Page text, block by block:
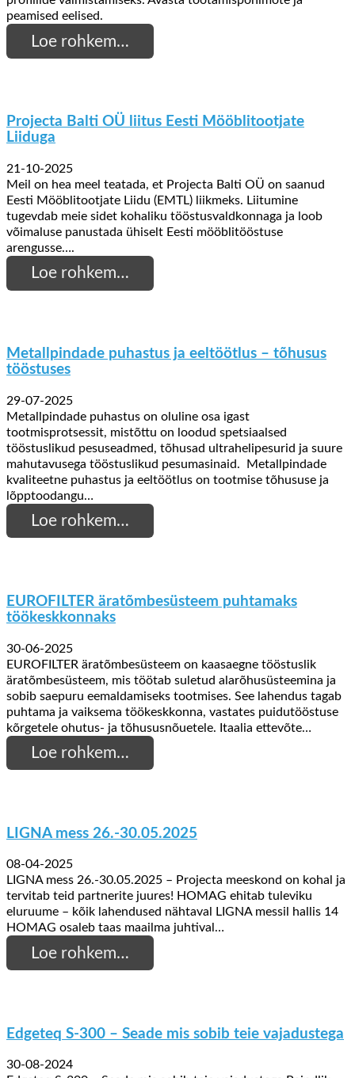
peamised eelised.
Loe rohkem…
Projecta Balti OÜ liitus Eesti Mööblitootjate
Liiduga
21-10-2025
Meil on hea meel teatada, et Projecta Balti OÜ on saanud
Eesti Mööblitootjate Liidu (EMTL) liikmeks. Liitumine
tugevdab meie sidet kohaliku tööstusvaldkonnaga ja loob
võimaluse panustada ühiselt Eesti mööblitööstuse
arengusse….
Loe rohkem…
Metallpindade puhastus ja eeltöötlus – tõhusus
tööstuses
29-07-2025
Metallpindade puhastus on oluline osa igast
tootmisprotsessit, mistõttu on loodud spetsiaalsed
tööstuslikud pesuseadmed, tõhusad ultrahelipesurid ja suure
mahutavusega tööstuslikud pesumasinaid. Metallpindade
kvaliteetne puhastus ja eeltöötlus on tootmise tõhususe ja
lõpptoodangu…
Loe rohkem…
EUROFILTER äratõmbesüsteem puhtamaks
töökeskkonnaks
30-06-2025
EUROFILTER äratõmbesüsteem on kaasaegne tööstuslik
äratõmbesüsteem, mis töötab suletud alarõhusüsteemina ja
sobib saepuru eemaldamiseks tootmises. See lahendus tagab
puhtama ja vaiksema töökeskkonna, vastates puidutööstuse
kõrgetele ohutus- ja tõhususnõuetele. Itaalia ettevõte…
Loe rohkem…
LIGNA mess 26.-30.05.2025
08-04-2025
LIGNA mess 26.-30.05.2025 – Projecta meeskond on kohal ja
tervitab teid partnerite juures! HOMAG ehitab tuleviku
eluruume – kõik lahendused nähtaval LIGNA messil hallis 14
HOMAG osaleb taas maailma juhtival…
Loe rohkem…
Edgeteq S-300 – Seade mis sobib teie vajadustega
30-08-2024